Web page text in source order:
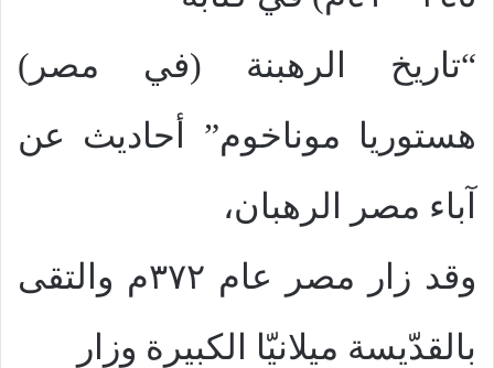
“تاريخ الرهبنة (في مصر)
هستوريا موناخوم” أحاديث عن
آباء مصر الرهبان،
وقد زار مصر عام ٣٧٢م والتقى
بالقدّيسة ميلانيّا الكبيرة وزار